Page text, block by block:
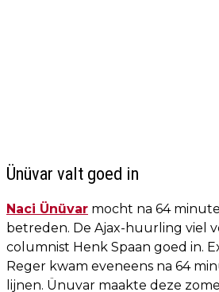
Ünüvar valt goed in
Naci Ünüvar mocht na 64
betreden. De Ajax-huurling viel
columnist Henk Spaan goed in.
Reger kwam eveneens na 64
lijnen. Ünuvar maakte deze